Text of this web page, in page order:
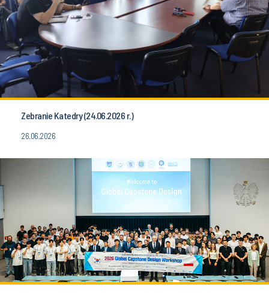
Zebranie Katedry (24.06.2026 r.)
26.06.2026